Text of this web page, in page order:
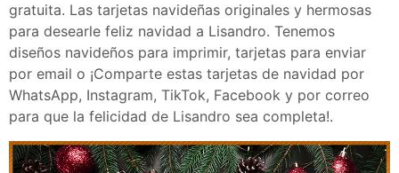
gratuita. Las tarjetas navideñas originales y hermosas
para desearle feliz navidad a Lisandro. Tenemos
diseños navideños para imprimir, tarjetas para enviar
por email o ¡Comparte estas tarjetas de navidad por
WhatsApp, Instagram, TikTok, Facebook y por correo
para que la felicidad de Lisandro sea completa!.